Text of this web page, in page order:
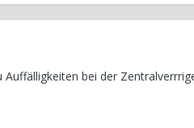
bei der